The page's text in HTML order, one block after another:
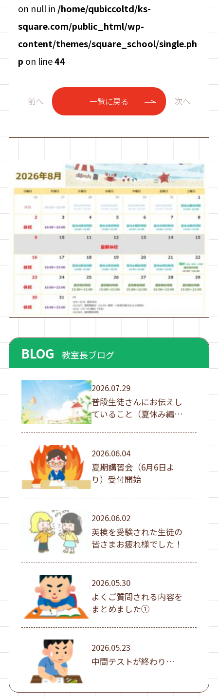
on null in /home/qubiccoltd/ks-
square.com/public_html/wp-
content/themes/square_school/single.ph
p on line44
前へ 一覧に戻る 次へ
BLOG 教室長ブログ
2026.07.29
普段生徒さんにお伝えし
ていること（夏休み編
①）
2026.06.04
夏期講習会（6月6日よ
り）受付開始
2026.06.02
英検を受験された生徒の
皆さまお疲れ様でした！
2026.05.30
よくご質問される内容を
まとめました①
2026.05.23
中間テストが終わり…